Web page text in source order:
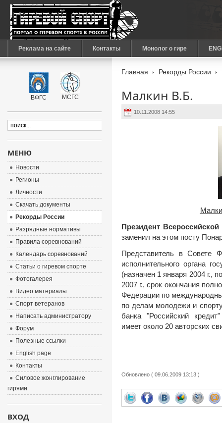
Реклама на сайте Контакты Монолог о гире
Главная Рекорды России
Малкин В.Б.
10.11.2008 14:55
Президент
заменил на этом посту
Представитель в Совете
исполнительного органа
(назначен 1 января 2004 г.,
2007 г., срок окончания
Федерации по
по делам молодежи и
банка "Российский
имеет около 20 авторских
Обновлено ( 09.06.2009 13:13 )
ВФГС МСГС
МЕНЮ
Новости
Регионы
Личности
Скачать документы
Рекорды России
Разрядные нормативы
Правила соревнований
Календарь соревнований
Статьи о гиревом спорте
Фотогалерея
Видео материалы
Спорт ветеранов
Написать администратору
Форум
Полезные ссылки
English page
Контакты
Силовое жонглирование
гирями
ВХОД